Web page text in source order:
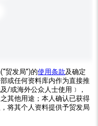
贸发局”)的使用条款及确定
或任何资料库内作为直接推
/或海外公众人士使用﹞，
其他用途；本人确认已获得
将其个人资料提供予贸发局